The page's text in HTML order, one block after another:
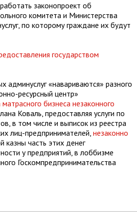
законопроект об
комитета и Министерства
по которому граждане их будут
государством
«навариваются» разного
ресурсный центр»
бизнеса незаконного
Коваль, предоставляя услуги по
в том числе и выписок из реестра
лиц-предпринимателей, незаконно
казны часть этих денег
у предприятий, в лоббизме
Госкомпредпринимательства